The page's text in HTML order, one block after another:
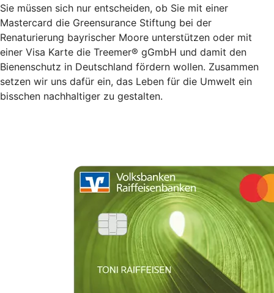
Sie müssen sich nur entscheiden, ob Sie mit einer
Mastercard die Greensurance Stiftung bei der
Renaturierung bayrischer Moore unterstützen oder mit
einer Visa Karte die Treemer® gGmbH und damit den
Bienenschutz in Deutschland fördern wollen. Zusammen
setzen wir uns dafür ein, das Leben für die Umwelt ein
bisschen nachhaltiger zu gestalten.